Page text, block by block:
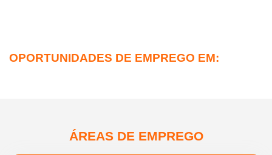
OPORTUNIDADES DE EMPREGO EM:
ÁREAS DE EMPREGO